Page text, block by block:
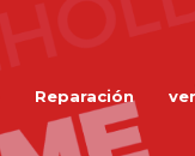
Reparación